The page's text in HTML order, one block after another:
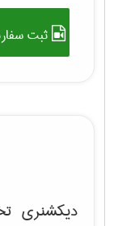
ثبت
دیکشنری